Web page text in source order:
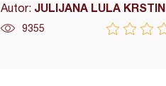
Autor: JULIJANA LULA KRSTIN
9355